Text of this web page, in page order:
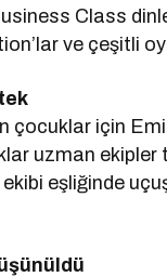
Class
ve çeşitli
çocuklar için
uzman
eşliğinde